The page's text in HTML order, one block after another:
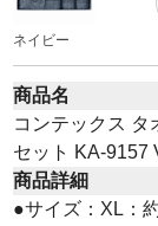
ネイビー
商品名
コンテックス タ
セット KA-9157
商品詳細
●サイズ：XL：